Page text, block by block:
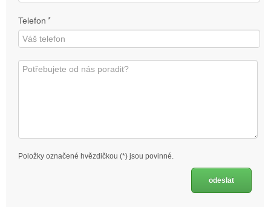
Telefon *
Položky označené hvězdičkou (*) jsou povinné.